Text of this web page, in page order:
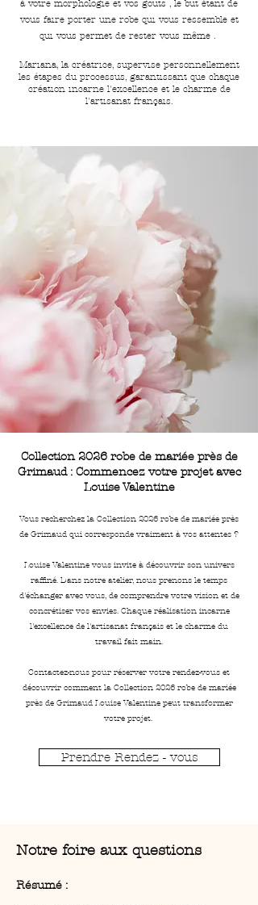
à votre morphologie et vos gouts , le but étant de
vous faire porter une robe qui vous ressemble et
qui vous permet de rester vous même .
Mariana, la créatrice, supervise personnellement
les étapes du processus, garantissant que chaque
création incarne l'excellence et le charme de
l'artisanat français.
Collection 2026 robe de mariée près de
Grimaud : Commencez votre projet avec
Louise Valentine
Vous recherchez la Collection 2026 robe de mariée près
de Grimaud qui corresponde vraiment à vos attentes ?
Louise Valentine vous invite à découvrir son univers
raffiné. Dans notre atelier, nous prenons le temps
d'échanger avec vous, de comprendre votre vision et de
concrétiser vos envies. Chaque réalisation incarne
l'excellence de l'artisanat français et le charme du
travail fait main.
Contactez-nous pour réserver votre rendez-vous et
découvrir comment la Collection 2026 robe de mariée
près de Grimaud Louise Valentine peut transformer
votre projet.
Prendre Rendez - vous
Notre foire aux questions
Résumé :